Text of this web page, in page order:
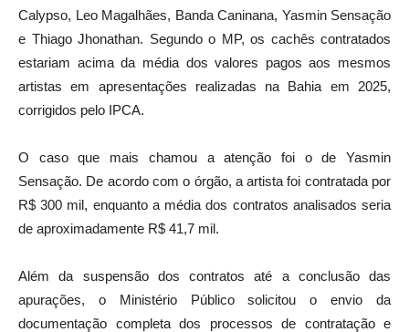
Calypso, Leo Magalhães, Banda Caninana, Yasmin Sensação
e Thiago Jhonathan. Segundo o MP, os cachês contratados
estariam acima da média dos valores pagos aos mesmos
artistas em apresentações realizadas na Bahia em 2025,
corrigidos pelo IPCA.
O caso que mais chamou a atenção foi o de Yasmin
Sensação. De acordo com o órgão, a artista foi contratada por
R$ 300 mil, enquanto a média dos contratos analisados seria
de aproximadamente R$ 41,7 mil.
Além da suspensão dos contratos até a conclusão das
apurações, o Ministério Público solicitou o envio da
documentação completa dos processos de contratação e